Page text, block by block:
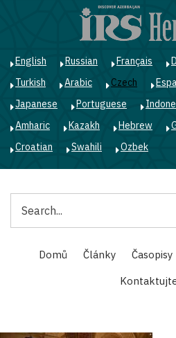
English Russian Français
Turkish
Arabic Czech
Japanese
Portuguese
Amharic
Kazakh Hebrew
Croatian
Swahili Ozbek
Main
navigation
Domů Články Časopisy